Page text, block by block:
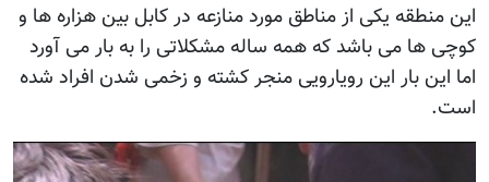
این منطقه یکی از مناطق مورد منازعه در کابل بین هزاره ها و
کوچی ها می باشد که همه ساله مشکلاتی را به بار می آورد
اما این بار این رویارویی منجر کشته و زخمی شدن افراد شده
است.